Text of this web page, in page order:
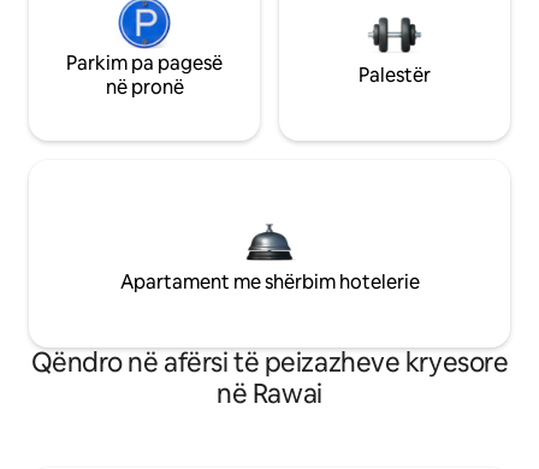
Parkim pa pagesë
në pronë
Palestër
Apartament me shërbim hotelerie
Qëndro në afërsi të peizazheve kryesore
në Rawai